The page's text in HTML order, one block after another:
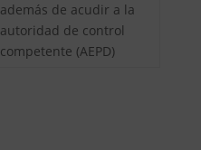
además de acudir a la
autoridad de control
competente (AEPD)